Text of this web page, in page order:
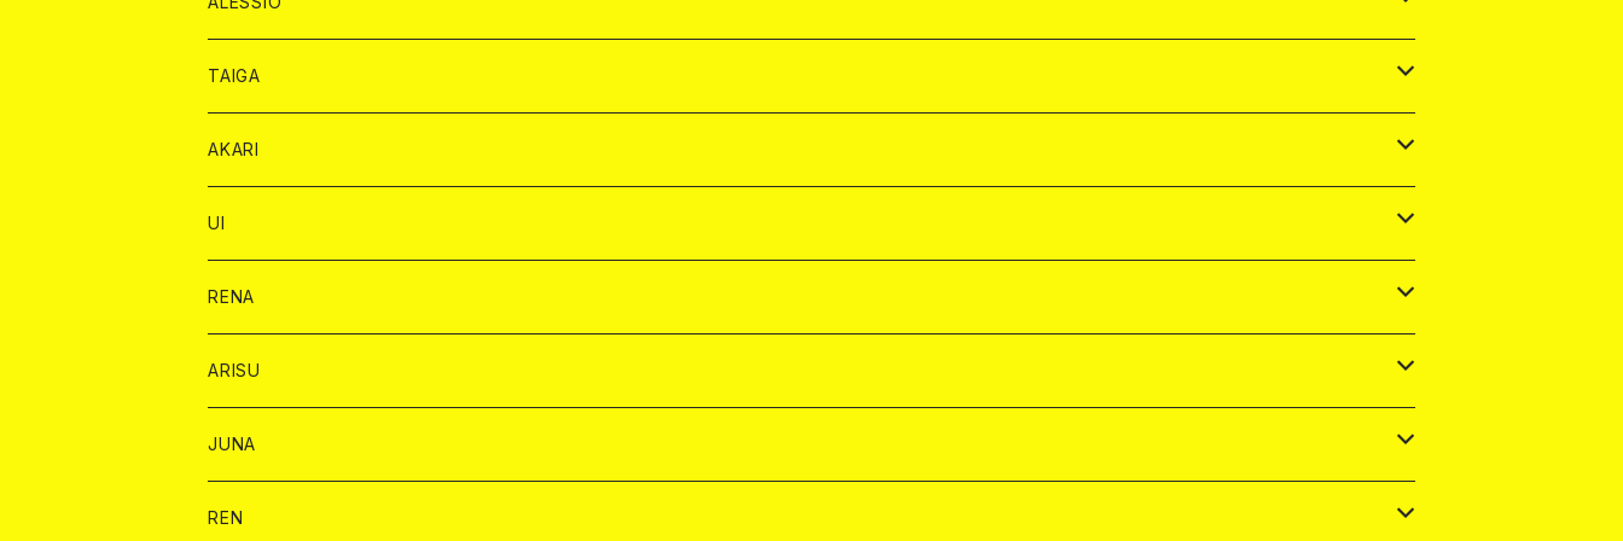
リステル カード
リステル カード
ショット
チェキ １５００円
ショット
BAIKA
シャンパンカード
ドリンクカード
チップ
チェキ
ドリンク
シャンパン
1ドリンク
チップ
TAIGA
ドリンク
シャンパン
1ドリンク
チップ
AKARI
ドリンク
1ドリンク
ショット
UI
バイカ
ドリンク
シャンパン
ドリンク
チェキ
RENA
バイカ
ドリンク
ドリンク
チェキ
ARISU
バイカ
ドリンク
JUNA
バイカ
REN